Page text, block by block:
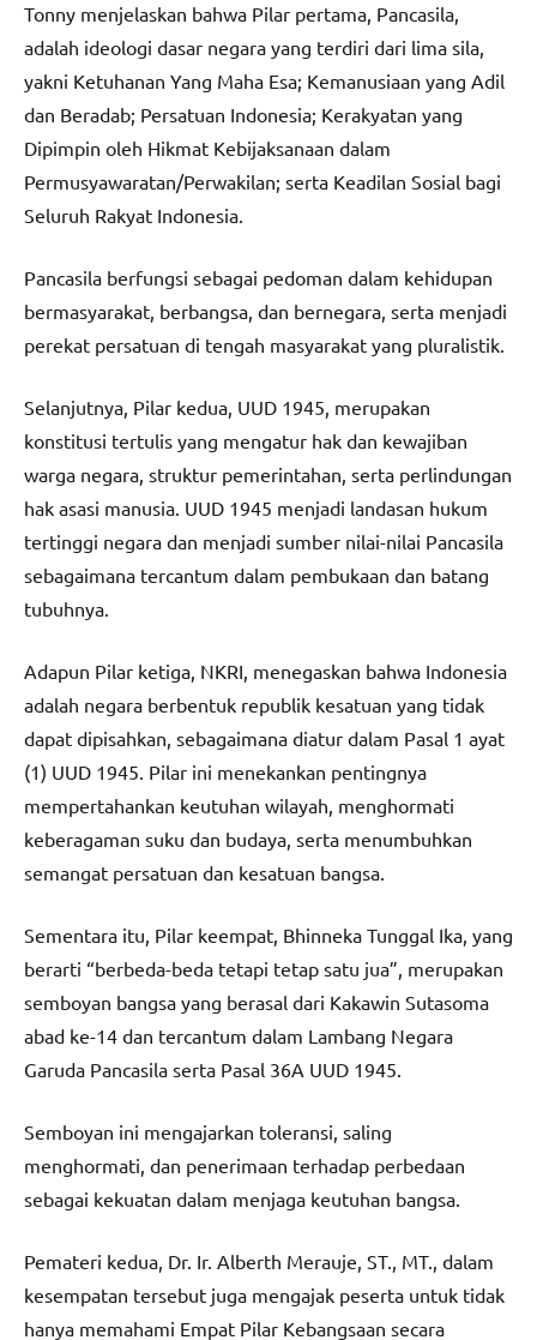
Tonny menjelaskan bahwa Pilar pertama, Pancasila,
adalah ideologi dasar negara yang terdiri dari lima sila,
yakni Ketuhanan Yang Maha Esa; Kemanusiaan yang Adil
dan Beradab; Persatuan Indonesia; Kerakyatan yang
Dipimpin oleh Hikmat Kebijaksanaan dalam
Permusyawaratan/Perwakilan; serta Keadilan Sosial bagi
Seluruh Rakyat Indonesia.
Pancasila berfungsi sebagai pedoman dalam kehidupan
bermasyarakat, berbangsa, dan bernegara, serta menjadi
perekat persatuan di tengah masyarakat yang pluralistik.
Selanjutnya, Pilar kedua, UUD 1945, merupakan
konstitusi tertulis yang mengatur hak dan kewajiban
warga negara, struktur pemerintahan, serta perlindungan
hak asasi manusia. UUD 1945 menjadi landasan hukum
tertinggi negara dan menjadi sumber nilai-nilai Pancasila
sebagaimana tercantum dalam pembukaan dan batang
tubuhnya.
Adapun Pilar ketiga, NKRI, menegaskan bahwa Indonesia
adalah negara berbentuk republik kesatuan yang tidak
dapat dipisahkan, sebagaimana diatur dalam Pasal 1 ayat
(1) UUD 1945. Pilar ini menekankan pentingnya
mempertahankan keutuhan wilayah, menghormati
keberagaman suku dan budaya, serta menumbuhkan
semangat persatuan dan kesatuan bangsa.
Sementara itu, Pilar keempat, Bhinneka Tunggal Ika, yang
berarti “berbeda-beda tetapi tetap satu jua”, merupakan
semboyan bangsa yang berasal dari Kakawin Sutasoma
abad ke-14 dan tercantum dalam Lambang Negara
Garuda Pancasila serta Pasal 36A UUD 1945.
Semboyan ini mengajarkan toleransi, saling
menghormati, dan penerimaan terhadap perbedaan
sebagai kekuatan dalam menjaga keutuhan bangsa.
Pemateri kedua, Dr. Ir. Alberth Merauje, ST., MT., dalam
kesempatan tersebut juga mengajak peserta untuk tidak
hanya memahami Empat Pilar Kebangsaan secara